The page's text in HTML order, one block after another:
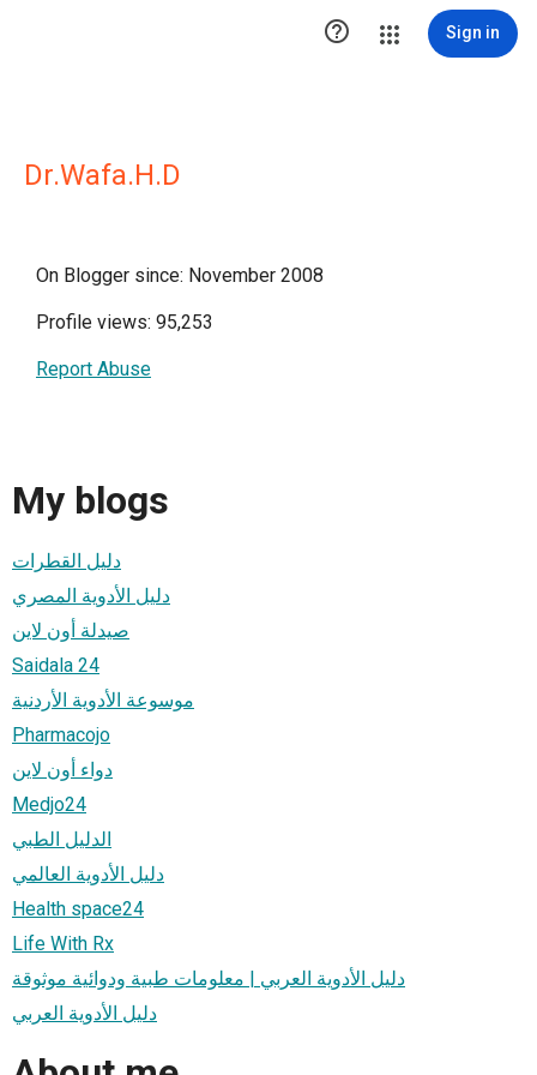
 Sign in
Dr.Wafa.H.D
On Blogger since: November 2008
Profile views: 95,253
Report Abuse
My blogs
دليل القطرات
دليل الأدوية المصري
صيدلة أون لاين
Saidala 24
موسوعة الأدوية الأردنية
Pharmacojo
دواء أون لاين
Medjo24
الدليل الطبي
دليل الأدوية العالمي
Health space24
Life With Rx
دليل الأدوية العربي | معلومات طبية ودوائية موثوقة
دليل الأدوية العربي